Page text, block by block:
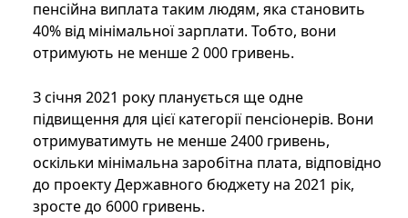
пенсійна виплата таким людям, яка становить
40% від мінімальної зарплати. Тобто, вони
отримують не менше 2 000 гривень.
З січня 2021 року планується ще одне
підвищення для цієї категорії пенсіонерів. Вони
отримуватимуть не менше 2400 гривень,
оскільки мінімальна заробітна плата, відповідно
до проекту Державного бюджету на 2021 рік,
зросте до 6000 гривень.